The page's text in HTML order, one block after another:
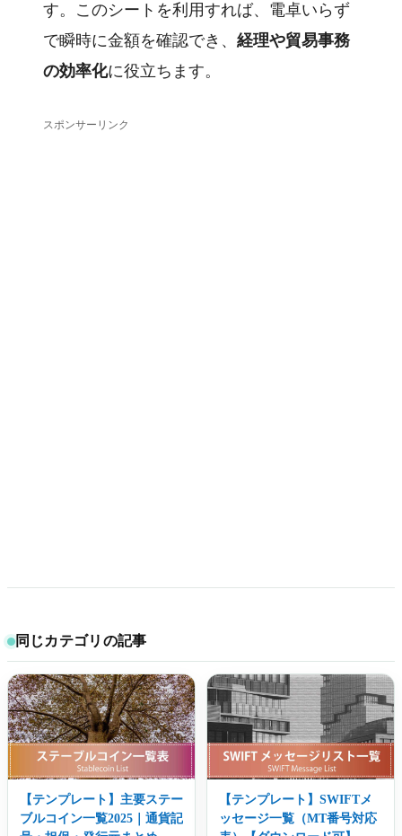
す。このシートを利用すれば、電卓いらず
で瞬時に金額を確認でき、 経理や貿易事務
の効率化に役立ちます。
スポンサーリンク
同じカテゴリの記事
【テンプレート】主要ステー
ブルコイン一覧2025｜通貨記
【テンプレート】SWIFTメ
ッセージ一覧（MT番号対応